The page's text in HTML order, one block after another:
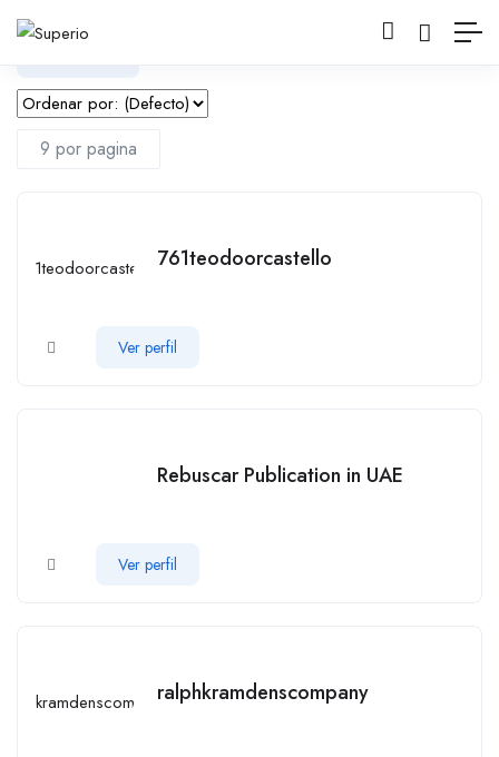
761teodoorcastello
Ver perfil
Rebuscar Publication in UAE
Ver perfil
ralphkramdenscompany